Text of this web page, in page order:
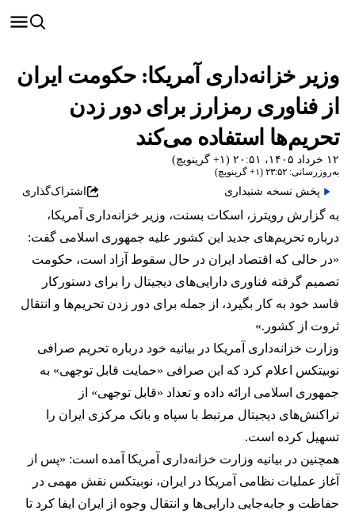
وزیر خزانه‌داری آمریکا: حکومت ایران
از فناوری رمزارز برای دور زدن
تحریم‌‌ها استفاده می‌کند
۱۲ خرداد ۱۴۰۵، ۲۰:۵۱ (‎+۱ گرینویچ)
به‌روزرسانی: ۲۳:۵۲ (‎+۱ گرینویچ)
پخش نسخه شنیداری اشتراک‌گذاری
به گزارش رویترز، اسکات بسنت، وزیر خزانه‌داری آمریکا،
درباره تحریم‌های جدید این کشور علیه جمهوری اسلامی گفت:
«در حالی که اقتصاد ایران در حال سقوط آزاد است، حکومت
تصمیم گرفته فناوری دارایی‌های دیجیتال را برای دستورکار
فاسد خود به کار بگیرد، از جمله برای دور زدن تحریم‌ها و انتقال
ثروت از کشور.»
وزارت خزانه‌داری آمریکا در بیانیه خود درباره تحریم صرافی
نوبیتکس اعلام کرد که این صرافی «حمایت قابل توجهی» به
جمهوری اسلامی ارائه داده و تعداد «قابل توجهی» از
تراکنش‌های دیجیتال مرتبط با سپاه و بانک مرکزی ایران را
تسهیل کرده است.
همچنین در بیانیه وزارت خزانه‌داری آمریکا آمده است: «پس از
آغاز عملیات نظامی آمریکا در ایران، نوبیتکس نقش مهمی در
حفاظت و جابه‌جایی دارایی‌ها و انتقال وجوه از ایران ایفا کرد تا